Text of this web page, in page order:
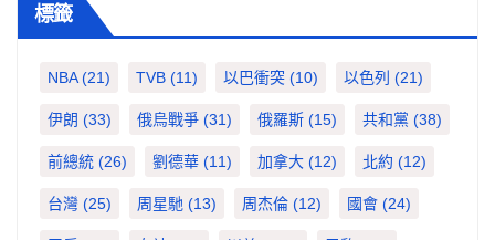
標籤
NBA(21) TVB (11) 以巴衝突 (10) 以色列 (21)
伊朗 (33) 俄烏戰爭 (31) 俄羅斯 (15) 共和黨 (38)
前總統 (26) 劉德華 (11) 加拿大 (12) 北約 (12)
台灣 (25) 周星馳 (13) 周杰倫 (12) 國會 (24)